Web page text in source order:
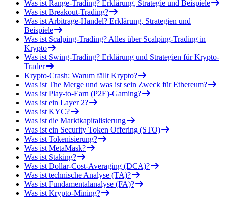
Was ist Range-Trading? Erklärung, Strategie und Beispiele
Was ist Breakout-Trading?
Was ist Arbitrage-Handel? Erklärung, Strategien und
Beispiele
Was ist Scalping-Trading? Alles über Scalping-Trading in
Krypto
Was ist Swing-Trading? Erklärung und Strategien für Krypto-
Trader
Krypto-Crash: Warum fällt Krypto?
Was ist The Merge und was ist sein Zweck für Ethereum?
Was ist Play-to-Earn (P2E)-Gaming?
Was ist ein Layer 2?
Was ist KYC?
Was ist die Marktkapitalisierung
Was ist ein Security Token Offering (STO)
Was ist Tokenisierung?
Was ist MetaMask?
Was ist Staking?
Was ist Dollar-Cost-Averaging (DCA)?
Was ist technische Analyse (TA)?
Was ist Fundamentalanalyse (FA)?
Was ist Krypto-Mining?